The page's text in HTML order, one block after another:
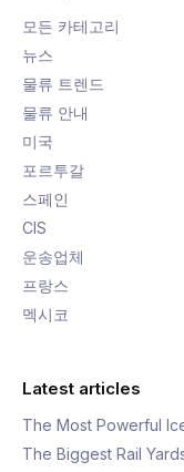
모든 카테고리
뉴스
물류 트렌드
물류 안내
미국
포르투갈
스페인
CIS
운송업체
프랑스
멕시코
Latest articles
The Most Powerful
The Biggest Rail